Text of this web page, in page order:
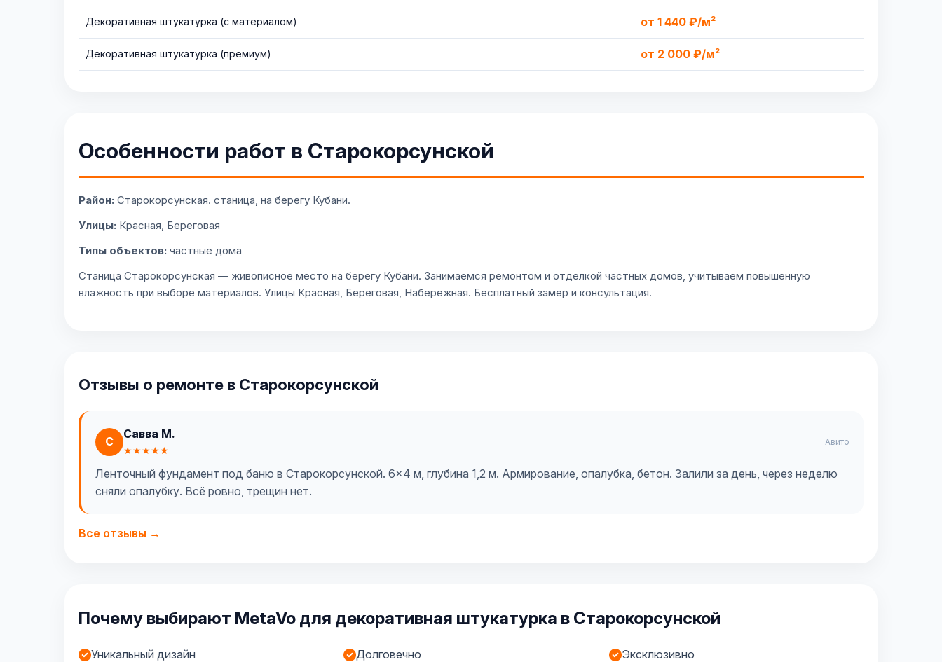
Декоративная штукатурка (с материалом) от 1 440 ₽/м²
Декоративная штукатурка (премиум) от 2 000 ₽/м²
Особенности работ в Старокорсунской
Район: Старокорсунская. станица, на берегу Кубани.
Улицы: Красная, Береговая
Типы объектов: частные дома
Станица Старокорсунская — живописное место на берегу Кубани. Занимаемся ремонтом и отделкой частных домов, учитываем повышенную
влажность при выборе материалов. Улицы Красная, Береговая, Набережная. Бесплатный замер и консультация.
Отзывы о ремонте в Старокорсунской
С
Савва М.
★★★★★
Авито
Ленточный фундамент под баню в Старокорсунской. 6×4 м, глубина 1,2 м. Армирование, опалубка, бетон. Залили за день, через неделю
сняли опалубку. Всё ровно, трещин нет.
Все отзывы →
Почему выбирают MetaVo для декоративная штукатурка в Старокорсунской
Уникальный дизайн Долговечно Эксклюзивно